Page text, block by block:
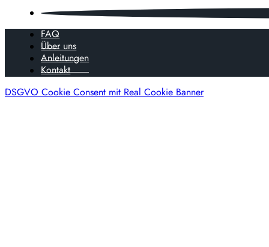
FAQ
Über uns
Anleitungen
Kontakt
DSGVO Cookie Consent mit Real Cookie Banner